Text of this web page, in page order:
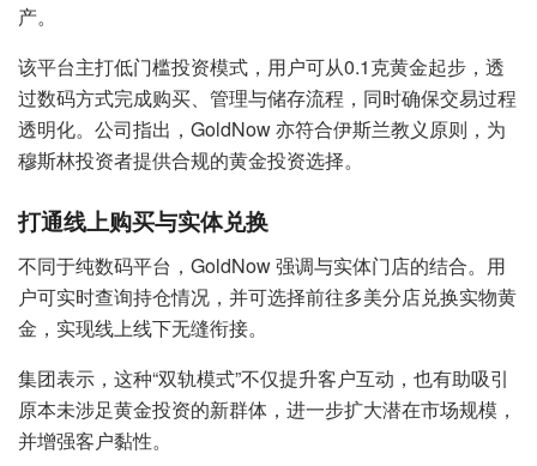
产。
该平台主打低门槛投资模式，用户可从0.1克黄金起步，透
过数码方式完成购买、管理与储存流程，同时确保交易过程
透明化。公司指出，GoldNow 亦符合伊斯兰教义原则，为
穆斯林投资者提供合规的黄金投资选择。
打通线上购买与实体兑换
不同于纯数码平台，GoldNow 强调与实体门店的结合。用
户可实时查询持仓情况，并可选择前往多美分店兑换实物黄
金，实现线上线下无缝衔接。
集团表示，这种“双轨模式”不仅提升客户互动，也有助吸引
原本未涉足黄金投资的新群体，进一步扩大潜在市场规模，
并增强客户黏性。